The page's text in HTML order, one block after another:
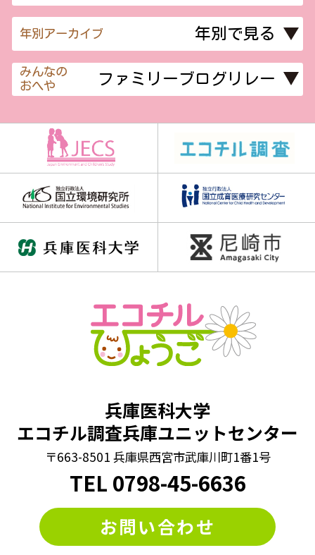
年別アーカイブ
みんなの
おへや
兵庫医科大学
エコチル調査兵庫ユニットセンター
〒663-8501 兵庫県西宮市武庫川町1番1号
TEL 0798-45-6636
お問い合わせ